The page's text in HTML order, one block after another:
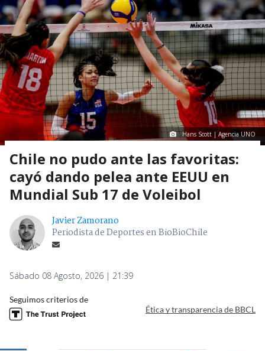
Hans Scott | Agencia UNO
Chile no pudo ante las favoritas:
cayó dando pelea ante EEUU en
Mundial Sub 17 de Voleibol
Javier Zamorano
Periodista de Deportes en BioBioChile
Sábado 08 Agosto, 2026 | 21:39
Seguimos criterios de
Ética y transparencia de BBCL